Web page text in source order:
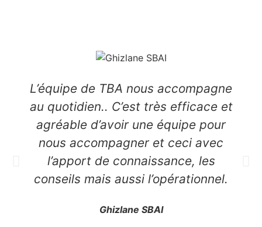
L’équipe de TBA nous accompagne
au quotidien.. C’est très efficace et
agréable d’avoir une équipe pour
nous accompagner et ceci avec
l’apport de connaissance, les
conseils mais aussi l’opérationnel.
Ghizlane SBAI